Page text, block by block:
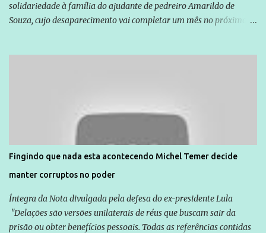
solidariedade à família do ajudante de pedreiro Amarildo de
Souza, cujo desaparecimento vai completar um mês no próximo
são vítimas de violência, estão em situação de risco ou têm seus
direitos violados. Leia mais: Anistia Internacional cobra do Brasil
solução do caso Amarildo - Terra Brasil
Fingindo que nada esta acontecendo Michel Temer decide
manter corruptos no poder
Íntegra da Nota divulgada pela defesa do ex-presidente Lula
"Delações são versões unilaterais de réus que buscam sair da
prisão ou obter benefícios pessoais. Todas as referências contidas